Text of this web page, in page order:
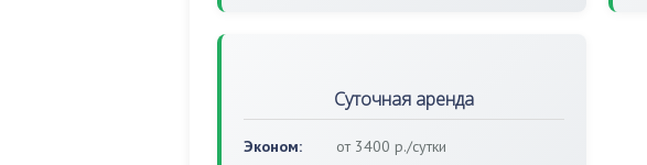
Суточная аренда
Эконом:
от 3400 р./сутки